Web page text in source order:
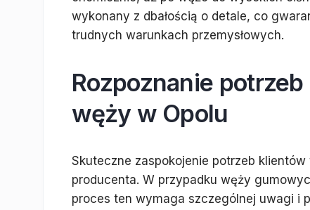
wykonany z dbałością o detale, co
trudnych warunkach przemysłowych.
Rozpoznanie
węży w Opolu
Skuteczne zaspokojenie potrzeb
producenta. W przypadku węży
proces ten wymaga szczególnej uwagi i